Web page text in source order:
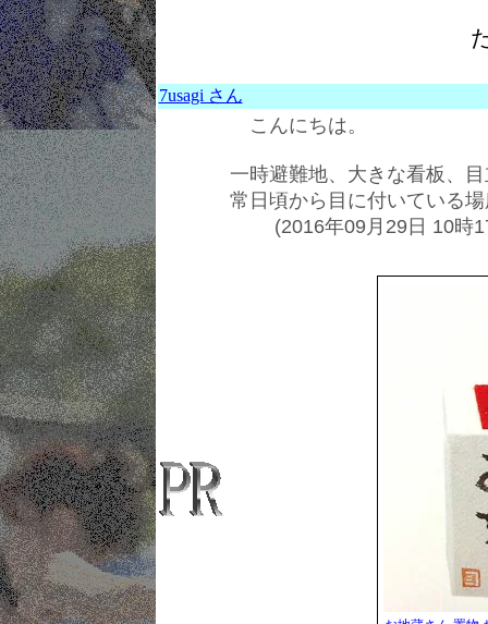
7usagi さん
こんにちは。
一時避難地、大きな看板、
常日頃から目に付いている
(2016年09月29日 10時